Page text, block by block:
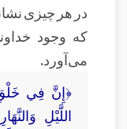
در هر چیزی
که وجود
می‌آورد.
﴿إِنَّ فِي
اللَّيْلِ